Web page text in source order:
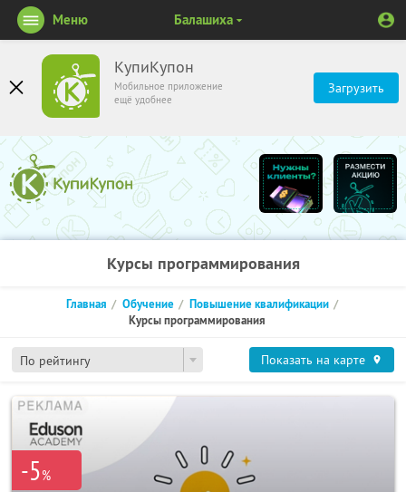
КупиКупон
Мобильное приложение
ещё удобнее
Загрузить
Меню Балашиха
Курсы программирования
По рейтингу
Главная Обучение
Повышение квалификации
Курсы программирования
Показать на карте
-5%